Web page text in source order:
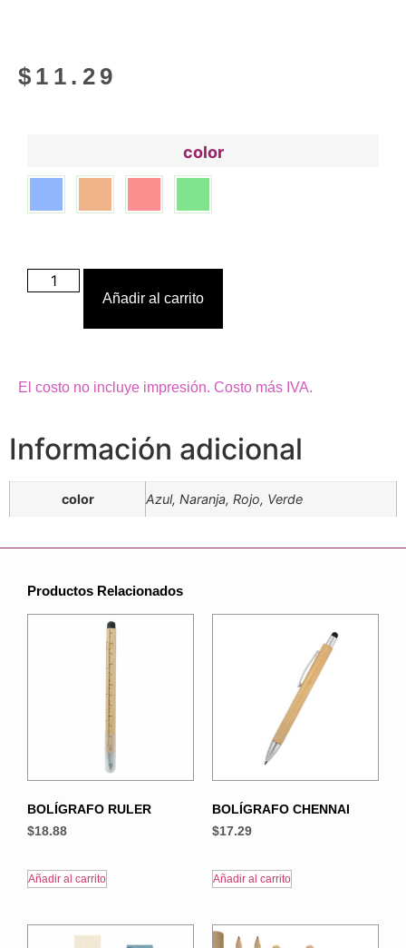
$ 11.29
color
Añadir al carrito
El costo no incluye impresión. Costo más IVA.
Información adicional
color Azul, Naranja, Rojo, Verde
Productos Relacionados
BOLÍGRAFO RULER
$18.88
Añadir al carrito
BOLÍGRAFO CHENNAI
$17.29
Añadir al carrito